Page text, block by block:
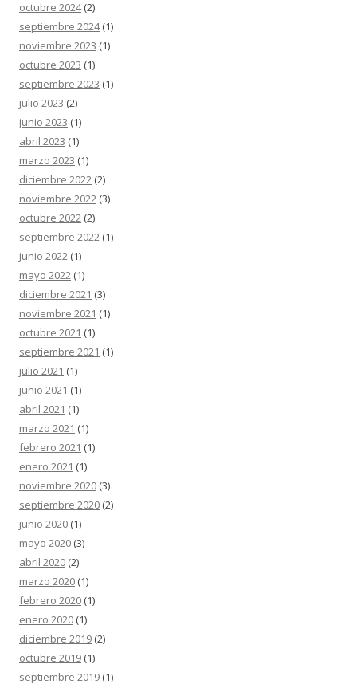
octubre 2024(2)
septiembre 2024(1)
noviembre 2023 (1)
octubre 2023 (1)
septiembre 2023 (1)
julio 2023 (2)
junio 2023 (1)
abril 2023 (1)
marzo 2023 (1)
diciembre 2022 (2)
noviembre 2022 (3)
octubre 2022 (2)
septiembre 2022 (1)
junio 2022 (1)
mayo 2022 (1)
diciembre 2021 (3)
noviembre 2021 (1)
octubre 2021 (1)
septiembre 2021 (1)
julio 2021 (1)
junio 2021 (1)
abril 2021 (1)
marzo 2021 (1)
febrero 2021 (1)
enero 2021 (1)
noviembre 2020 (3)
septiembre 2020 (2)
junio 2020 (1)
mayo 2020 (3)
abril 2020 (2)
marzo 2020 (1)
febrero 2020 (1)
enero 2020 (1)
diciembre 2019 (2)
octubre 2019 (1)
septiembre 2019 (1)